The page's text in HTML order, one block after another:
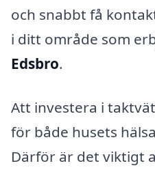
och snabbt få
i ditt område som
Edsbro.
Att investera i
för både husets
Därför är det viktigt